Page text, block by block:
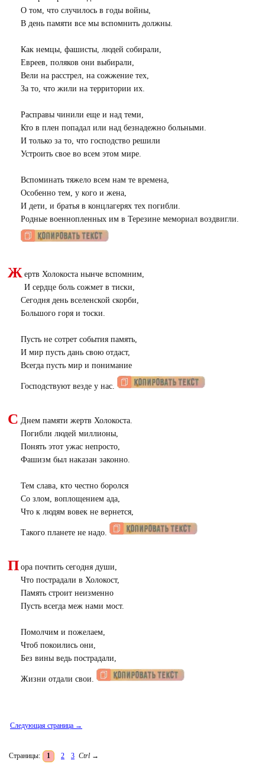
О том, что случилось в годы войны,
В день памяти все мы вспомнить должны.
Как немцы, фашисты, людей собирали,
Евреев, поляков они выбирали,
Вели на расстрел, на сожжение тех,
За то, что жили на территории их.
Расправы чинили еще и над теми,
Кто в плен попадал или над безнадежно больными.
И только за то, что господство решили
Устроить свое во всем этом мире.
Вспоминать тяжело всем нам те времена,
Особенно тем, у кого и жена,
И дети, и братья в концлагерях тех погибли.
Родные военнопленных им в Терезине мемориал воздвигли.
Ж ертв Холокоста нынче вспомним,
И сердце боль сожмет в тиски,
Сегодня день вселенской скорби,
Большого горя и тоски.
Пусть не сотрет события память,
И мир пусть дань свою отдаст,
Всегда пусть мир и понимание
Господствуют везде у нас.
С Днем памяти жертв Холокоста.
Погибли людей миллионы,
Понять этот ужас непросто,
Фашизм был наказан законно.
Тем слава, кто честно боролся
Со злом, воплощением ада,
Что к людям вовек не вернется,
Такого планете не надо.
П ора почтить сегодня души,
Что пострадали в Холокост,
Память строит неизменно
Пусть всегда меж нами мост.
Помолчим и пожелаем,
Чтоб покоились они,
Без вины ведь пострадали,
Жизни отдали свои.
Следующая страница →
Страницы: 1 2 3 Ctrl →